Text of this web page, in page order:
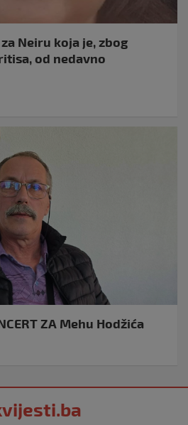
Neiru koja je, zbog
od nedavno
ZA Mehu Hodžića